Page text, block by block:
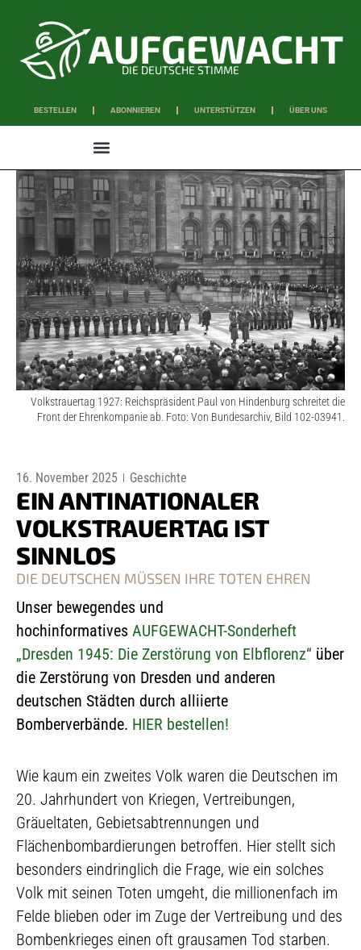
DIE DEUTSCHE STIMME
BESTELLEN ABONNIEREN UNTERSTÜTZEN ÜBER UNS
Volkstrauertag 1927: Reichspräsident Paul von Hindenburg schreitet die
Front der Ehrenkompanie ab. Foto: Von Bundesarchiv, Bild 102-03941.
16. November 2025 Geschichte
EIN ANTINATIONALER
VOLKSTRAUERTAG IST
SINNLOS
DIE DEUTSCHEN MÜSSEN IHRE TOTEN EHREN
Unser bewegendes und
hochinformatives AUFGEWACHT-Sonderheft
„Dresden 1945: Die Zerstörung von Elbflorenz“ über
die Zerstörung von Dresden und anderen
deutschen Städten durch alliierte
Bomberverbände. HIER bestellen!
Wie kaum ein zweites Volk waren die Deutschen im
20. Jahrhundert von Kriegen, Vertreibungen,
Gräueltaten, Gebietsabtrennungen und
Flächenbombardierungen betroffen. Hier stellt sich
besonders eindringlich die Frage, wie ein solches
Volk mit seinen Toten umgeht, die millionenfach im
Felde blieben oder im Zuge der Vertreibung und des
Bombenkrieges einen oft grausamen Tod starben.